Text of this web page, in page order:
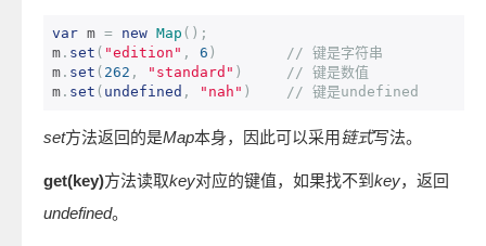
var m = new Map ();
m . set ( "edition" , 6 )
// 键是字符串
m . set ( 262 , "standard" )
// 键是数值
m . set ( undefined , "nah" ) // 键是undefined
set方法返回的是Map本身，因此可以采用链式写法。
get(key)方法读取key对应的键值，如果找不到 key，返回
undefined。